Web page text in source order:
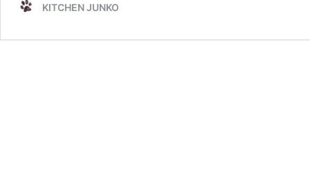
KITCHEN JUNKO